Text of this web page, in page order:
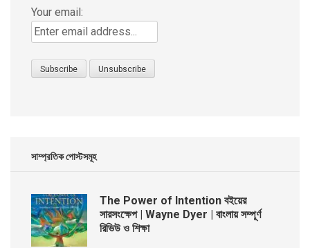
Your email:
সাম্প্রতিক পোস্টসমূহ
The Power of Intention বইয়ের
সারসংক্ষেপ | Wayne Dyer | বাংলায় সম্পূর্ণ
রিভিউ ও শিক্ষা